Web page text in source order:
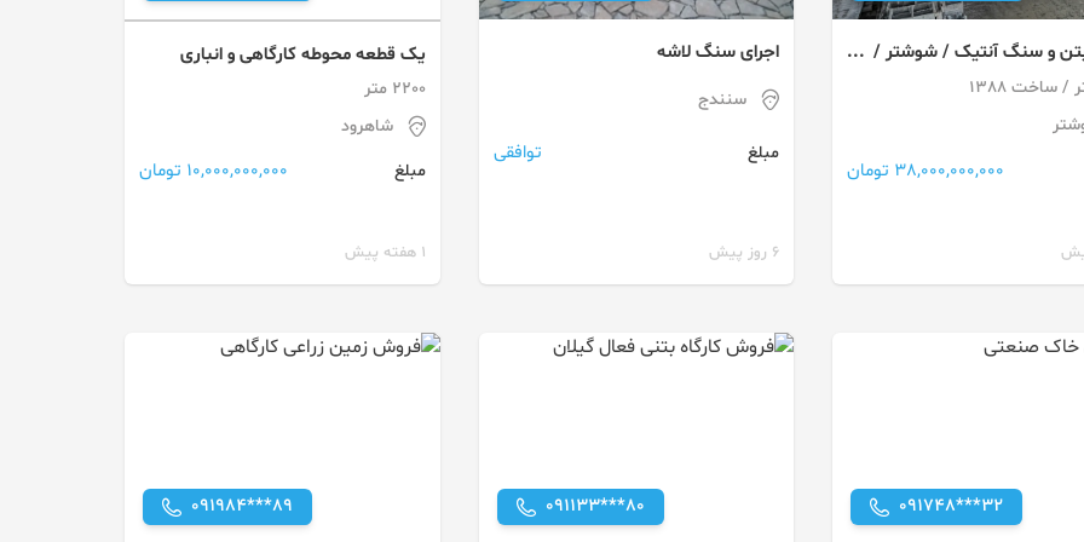
بتن و سنگ آنتیک / شوشتر /
38,000,000,000 تومان
اجرای سنگ لاشه
سنندج
مبلغ توافقی
6 روز پیش
یک قطعه محوطه کارگاهی و انباری
2200 متر
شاهرود
مبلغ
10,000,000,000 تومان
1 هفته پیش
091748***32
091133***80
091984***89